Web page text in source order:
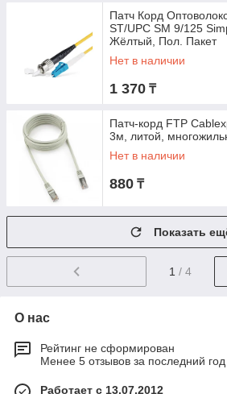
Патч Корд
ST/UPC SM 9/125
Жёлтый, Пол. Пакет
Нет в наличии
1 370 ₸
Патч-корд FTP
3м, литой,
Нет в наличии
880 ₸
Показать
1 / 4
О нас
Рейтинг не сформирован
Менее 5 отзывов за последний год
Работает с 13.07.2012